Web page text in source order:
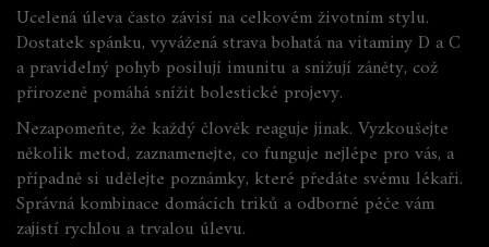
Ucelená úleva často závisí na celkovém životním stylu.
Dostatek spánku, vyvážená strava bohatá na vitaminy D a C
a pravidelný pohyb posilují imunitu a snižují záněty, což
přirozeně pomáhá snížit bolestické projevy.
Nezapomeňte, že každý člověk reaguje jinak. Vyzkoušejte
několik metod, zaznamenejte, co funguje nejlépe pro vás, a
případně si udělejte poznámky, které předáte svému lékaři.
Správná kombinace domácích triků a odborné péče vám
zajistí rychlou a trvalou úlevu.